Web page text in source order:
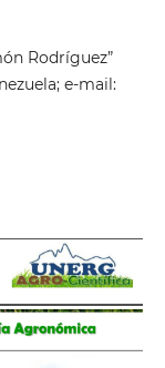
Rodríguez”
e-mail: